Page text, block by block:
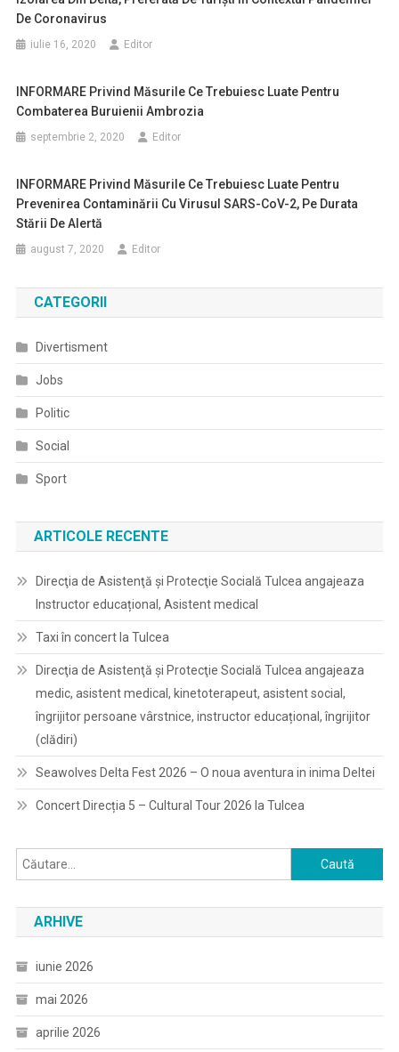
De Coronavirus
iulie 16, 2020 Editor
INFORMARE Privind Măsurile Ce Trebuiesc Luate Pentru
Combaterea Buruienii Ambrozia
septembrie 2, 2020 Editor
INFORMARE Privind Măsurile Ce Trebuiesc Luate Pentru
Prevenirea Contaminării Cu Virusul SARS-CoV-2, Pe Durata
Stării De Alertă
august 7, 2020 Editor
CATEGORII
Divertisment
Jobs
Politic
Social
Sport
ARTICOLE RECENTE
Direcţia de Asistenţă şi Protecţie Socială Tulcea angajeaza
Instructor educațional, Asistent medical
Taxi în concert la Tulcea
Direcţia de Asistenţă şi Protecţie Socială Tulcea angajeaza
medic, asistent medical, kinetoterapeut, asistent social,
îngrijitor persoane vârstnice, instructor educațional, îngrijitor
(clădiri)
Seawolves Delta Fest 2026 – O noua aventura in inima Deltei
Concert Direcția 5 – Cultural Tour 2026 la Tulcea
Caută
după:
ARHIVE
iunie 2026
mai 2026
aprilie 2026